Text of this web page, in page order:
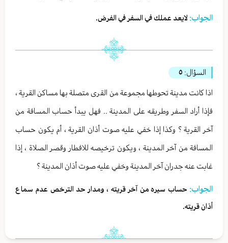
الجواب: لايعد عملك في السفر في الفرض.
السؤال: ٥
اذا كانت مدينة تحوطها مجموعة من القرى متصلة بها مساكن القرية ،
فإذا أراد السفر وطريقه على المدينة .. فهل يبدأ حساب المسافة من
آخر القرية ؟ وكذا إذا خفي عليه صوت أذان القرية ، أم يكون حساب
المسافة من آخر المدينة ، ويكون ترخيصه للافطار وقصر الصلاة ، إذا
غابت عنه جدران آخر المدينة وخفي عليه صوت أذان المدينة ؟
الجواب: حساب سيره من آخر قريته ، ومدار حد الترخص عدم سماع
أذان قريته.